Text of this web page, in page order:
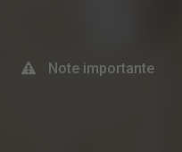
Note importante